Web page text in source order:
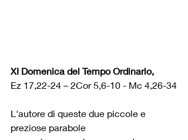
XI Domenica del Tempo Ordinario,
Ez 17,22-24 – 2Cor 5,6-10 - Mc 4,26-34
L'autore di queste due piccole e
preziose parabole